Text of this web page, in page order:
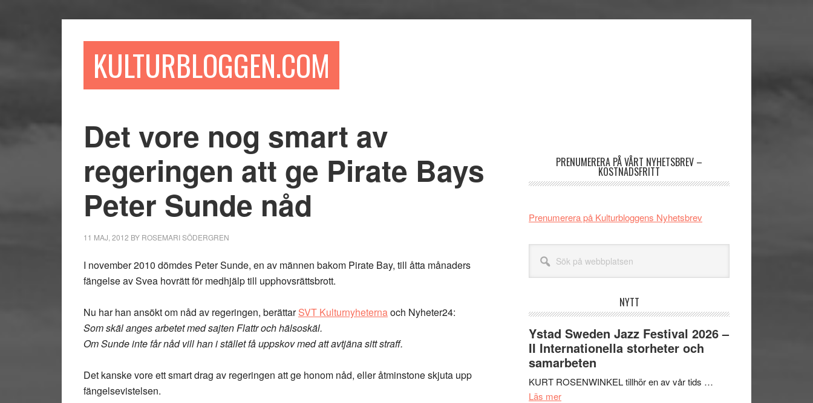
KULTURBLOGGEN.COM
Det vore nog smart av
regeringen att ge Pirate Bays
Peter Sunde nåd
11 MAJ, 2012 BY ROSEMARI SÖDERGREN
I november 2010 dömdes Peter Sunde, en av männen bakom Pirate Bay, till åtta månaders
fängelse av Svea hovrätt för medhjälp till upphovsrättsbrott.
Nu har han ansökt om nåd av regeringen, berättarSVT Kulturnyheternaoch Nyheter24:
Som skäl anges arbetet med sajten Flattr och hälsoskäl.
Om Sunde inte får nåd vill han i stället få uppskov med att avtjäna sitt straff.
Det kanske vore ett smart drag av regeringen att ge honom nåd, eller åtminstone skjuta upp
fängelsevistelsen.
PRENUMERERA PÅ VÅRT NYHETSBREV –
KOSTNADSFRITT
Prenumerera på Kulturbloggens Nyhetsbrev
webbplatsen
NYTT
Ystad Sweden Jazz Festival 2026 –
II Internationella storheter och
samarbeten
KURT ROSENWINKEL tillhör en av vår tids …
Läs merom